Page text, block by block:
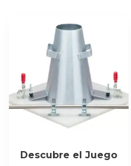
Descubre el Juego